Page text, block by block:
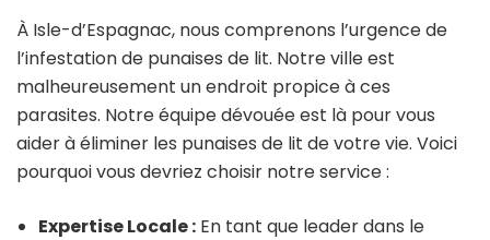
À Isle-d’Espagnac, nous comprenons l’urgence de
l’infestation de punaises de lit. Notre ville est
malheureusement un endroit propice à ces
parasites. Notre équipe dévouée est là pour vous
aider à éliminer les punaises de lit de votre vie. Voici
pourquoi vous devriez choisir notre service :
Expertise Locale : En tant que leader dans le